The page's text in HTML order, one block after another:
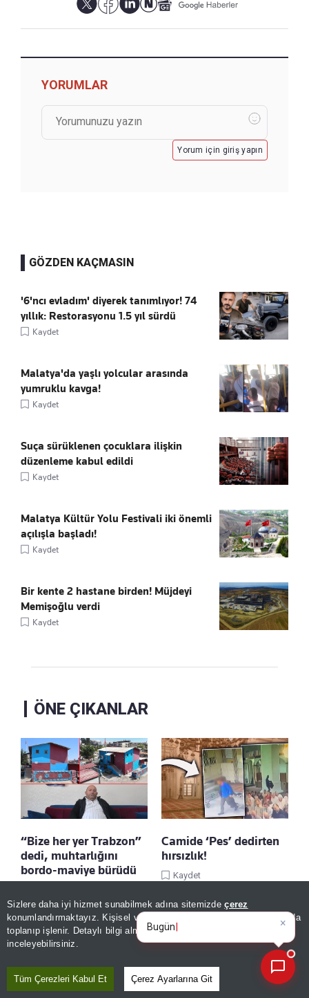
Sizlere daha iyi hizmet sunabilmek adına sitemizdeçerez
konumlandırmaktayız. Kişisel verileriniz, KVKK ve GDPR kapsamında
toplanıp işlenir. Detaylı bilgi almak içinAydınlatma Metnimizi
inceleyebilirsiniz.
Tüm Çerezleri Kabul Et Çerez Ayarlarına Git
YORUMLAR
Yorum için giriş yapın
GÖZDEN KAÇMASIN
'6'ncı evladım' diyerek tanımlıyor! 74
yıllık: Restorasyonu 1.5 yıl sürdü
Kaydet
Malatya'da yaşlı yolcular arasında
yumruklu kavga!
Kaydet
Suça sürüklenen çocuklara ilişkin
düzenleme kabul edildi
Kaydet
Malatya Kültür Yolu Festivali iki önemli
açılışla başladı!
Kaydet
Bir kente 2 hastane birden! Müjdeyi
Memişoğlu verdi
Kaydet
ÖNE ÇIKANLAR
“Bize her yer Trabzon”
dedi, muhtarlığını
bordo-maviye bürüdü
Camide ‘Pes’ dedirten
hırsızlık!
Kaydet
×
Bugünün öne çıkan manşetleri
ve gelişmeleri neler?